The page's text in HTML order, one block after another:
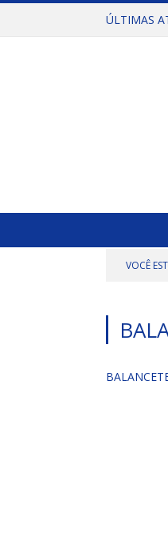
ÚLTIMAS
VOCÊ